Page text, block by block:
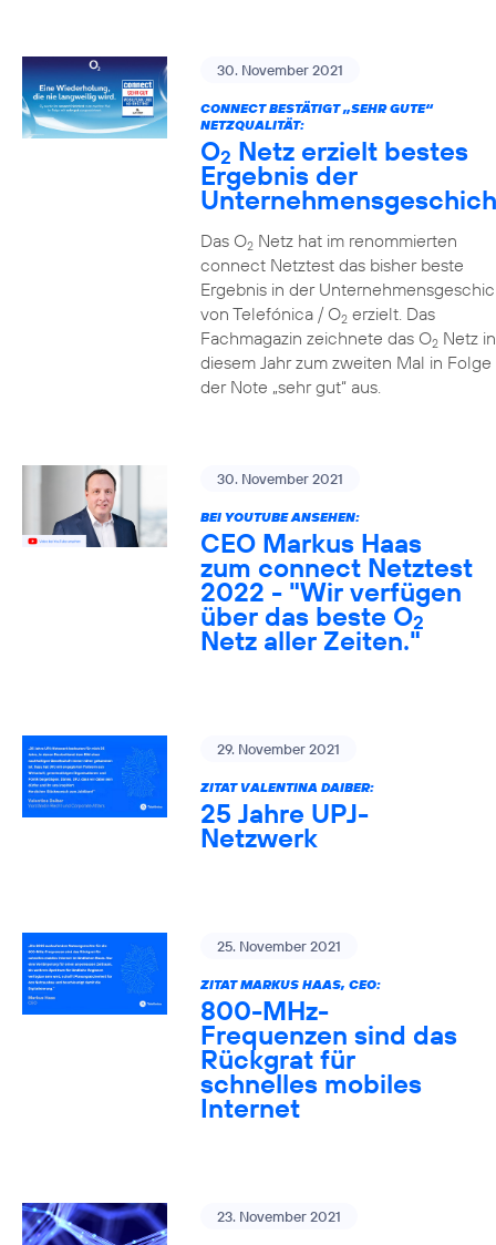
30. November 2021
CONNECT BESTÄTIGT „SEHR GUTE“
NETZQUALITÄT:
O2 Netz erzielt bestes
Ergebnis der
Das O2Netz hat im renommierten
connect Netztest das bisher beste
Ergebnis in der
von Telefónica / O2erzielt. Das
Fachmagazin zeichnete das O2Netz in
diesem Jahr zum zweiten Mal in Folge
der Note „sehr gut“ aus.
30. November 2021
BEI YOUTUBE ANSEHEN:
CEO Markus Haas
zum connect Netztest
2022 - "Wir verfügen
über das beste O2
Netz aller Zeiten."
29. November 2021
ZITAT VALENTINA DAIBER:
25 Jahre UPJ-
Netzwerk
25. November 2021
ZITAT MARKUS HAAS, CEO:
800-MHz-
Frequenzen sind das
Rückgrat für
schnelles mobiles
Internet
23. November 2021